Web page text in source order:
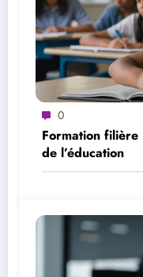
0
Formation
de l’éducation